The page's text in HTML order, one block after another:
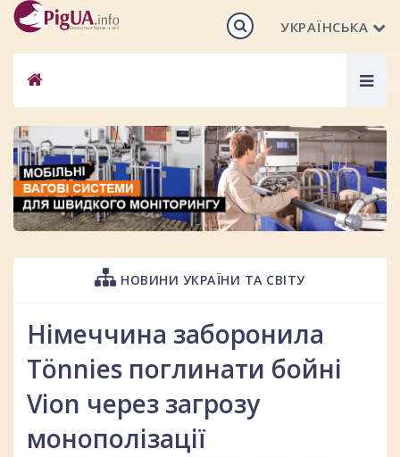
УКРАЇНСЬКА
НОВИНИ УКРАЇНИ ТА СВІТУ
Німеччина заборонила
Tönnies поглинати бойні
Vion через загрозу
монополізації